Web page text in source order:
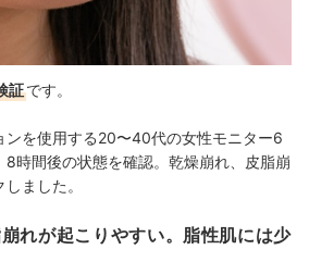
証です。
ンを使用する20〜40代の女性モニター6
8時間後の状態を確認。乾燥崩れ、皮脂崩
ました。
れが起こりやすい。脂性肌には少